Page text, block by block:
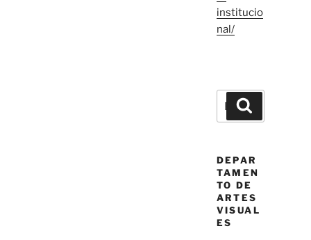
institucio
nal/
Buscar
por:
DEPAR
TAMEN
TO DE
ARTES
VISUAL
ES